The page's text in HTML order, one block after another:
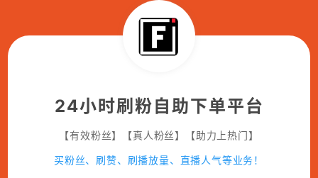
24小时刷粉自助下单平台
【有效粉丝】【真人粉丝】【助力上热门】
买粉丝、刷赞、刷播放量、直播人气等业务！